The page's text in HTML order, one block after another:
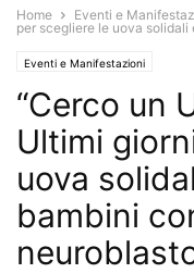
Home Eventi e
per scegliere le uova solidali
Eventi e Manifestazioni
“Cerco un
Ultimi
uova
bambini